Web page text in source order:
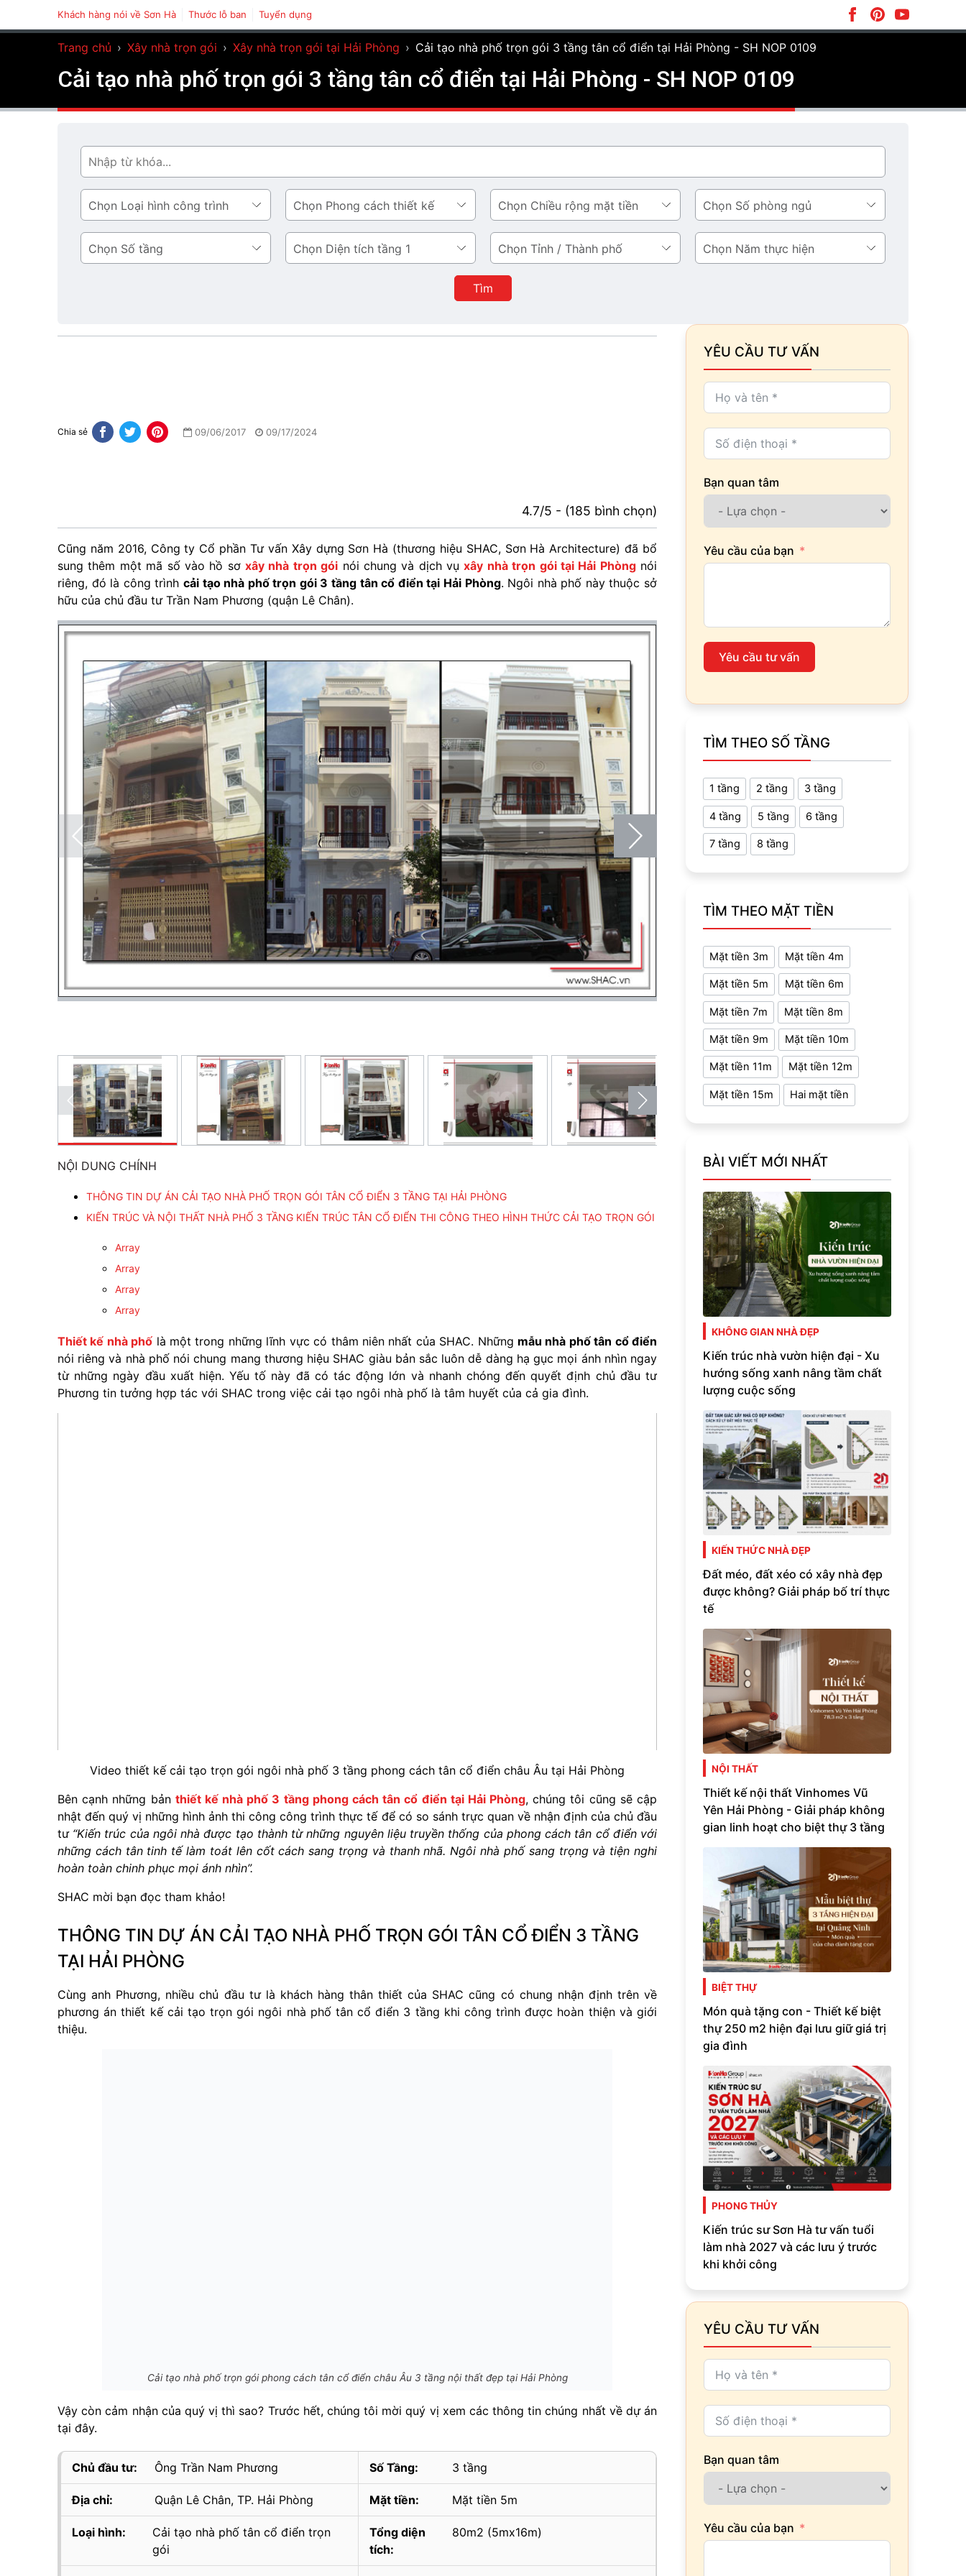
Khách hàng nói về Sơn Hà Thước lỗ ban Tuyển dụng
Trang chủ › Xây nhà trọn gói › Xây nhà trọn gói tại Hải Phòng › Cải tạo nhà phố trọn gói 3 tầng tân cổ điển tại Hải Phòng - SH NOP 0109
Cải tạo nhà phố trọn gói 3 tầng tân cổ điển tại Hải Phòng - SH NOP 0109
Tìm
Loại
hình
công
trình
Phong
cách
thiết
kế
Chiều
rộng
mặt
tiền
Số
phòng
ngủ
Số
tầng
Diện
tích
Tỉnh
/
Thành
phố
Năm
thực
Tìm
Chia sẻ 09/06/2017 09/17/2024
4.7/5 - (185 bình chọn)
Cũng năm 2016, Công ty Cổ phần Tư vấn Xây dựng Sơn Hà (thương hiệu SHAC, Sơn Hà Architecture) đã bổ
sung thêm một mã số vào hồ sơ xây nhà trọn gói nói chung và dịch vụxây nhà trọn gói tại Hải Phòngnói
riêng, đó là công trình cải tạo nhà phố trọn gói 3 tầng tân cổ điển tại Hải Phòng. Ngôi nhà phố này thuộc sở
hữu của chủ đầu tư Trần Nam Phương (quận Lê Chân).
NỘI DUNG CHÍNH
THÔNG TIN DỰ ÁN CẢI TẠO NHÀ PHỐ TRỌN GÓI TÂN CỔ ĐIỂN 3 TẦNG TẠI HẢI PHÒNG
KIẾN TRÚC VÀ NỘI THẤT NHÀ PHỐ 3 TẦNG KIẾN TRÚC TÂN CỔ ĐIỂN THI CÔNG THEO HÌNH THỨC CẢI TẠO TRỌN GÓI
Array
Array
Array
Array
Thiết kế nhà phốlà một trong những lĩnh vực có thâm niên nhất của SHAC. Những mẫu nhà phố tân cổ điển
nói riêng và nhà phố nói chung mang thương hiệu SHAC giàu bản sắc luôn dễ dàng hạ gục mọi ánh nhìn ngay
từ những ngày đầu xuất hiện. Yếu tố này đã có tác động lớn và nhanh chóng đến quyết định chủ đầu tư
Phương tin tưởng hợp tác với SHAC trong việc cải tạo ngôi nhà phố là tâm huyết của cả gia đình.
Video thiết kế cải tạo trọn gói ngôi nhà phố 3 tầng phong cách tân cổ điển châu Âu tại Hải Phòng
Bên cạnh những bản thiết kế nhà phố 3 tầng phong cách tân cổ điển tại Hải Phòng, chúng tôi cũng sẽ cập
nhật đến quý vị những hình ảnh thi công công trình thực tế để có so sánh trực quan về nhận định của chủ đầu
tư “Kiến trúc của ngôi nhà được tạo thành từ những nguyên liệu truyền thống của phong cách tân cổ điển với
những cách tân tinh tế làm toát lên cốt cách sang trọng và thanh nhã. Ngôi nhà phố sang trọng và tiện nghi
hoàn toàn chinh phục mọi ánh nhìn”.
SHAC mời bạn đọc tham khảo!
THÔNG TIN DỰ ÁN CẢI TẠO NHÀ PHỐ TRỌN GÓI TÂN CỔ ĐIỂN 3 TẦNG
TẠI HẢI PHÒNG
Cùng anh Phương, nhiều chủ đầu tư là khách hàng thân thiết của SHAC cũng có chung nhận định trên về
phương án thiết kế cải tạo trọn gói ngôi nhà phố tân cổ điển 3 tầng khi công trình được hoàn thiện và giới
thiệu.
Cải tạo nhà phố trọn gói phong cách tân cổ điển châu Âu 3 tầng nội thất đẹp tại Hải Phòng
Vậy còn cảm nhận của quý vị thì sao? Trước hết, chúng tôi mời quý vị xem các thông tin chúng nhất về dự án
tại đây.
Chủ đầu tư: Ông Trần Nam Phương
Địa chỉ: Quận Lê Chân, TP. Hải Phòng
Loại hình:
Cải tạo nhà phố tân cổ điển trọn
gói
Số Tầng: 3 tầng
Mặt tiền: Mặt tiền 5m
Tổng diện
tích:
80m2 (5mx16m)
YÊU CẦU TƯ VẤN
Bạn quan tâm
Yêu cầu của bạn
Yêu cầu tư vấn
TÌM THEO SỐ TẦNG
1 tầng 2 tầng 3 tầng
4 tầng 5 tầng 6 tầng
7 tầng 8 tầng
TÌM THEO MẶT TIỀN
Mặt tiền 3m Mặt tiền 4m
Mặt tiền 5m Mặt tiền 6m
Mặt tiền 7m Mặt tiền 8m
Mặt tiền 9m Mặt tiền 10m
Mặt tiền 11m Mặt tiền 12m
Mặt tiền 15m Hai mặt tiền
BÀI VIẾT MỚI NHẤT
KHÔNG GIAN NHÀ ĐẸP
Kiến trúc nhà vườn hiện đại - Xu
hướng sống xanh nâng tầm chất
lượng cuộc sống
KIẾN THỨC NHÀ ĐẸP
Đất méo, đất xéo có xây nhà đẹp
được không? Giải pháp bố trí thực
tế
NỘI THẤT
Thiết kế nội thất Vinhomes Vũ
Yên Hải Phòng - Giải pháp không
gian linh hoạt cho biệt thự 3 tầng
BIỆT THỰ
Món quà tặng con - Thiết kế biệt
thự 250 m2 hiện đại lưu giữ giá trị
gia đình
PHONG THỦY
Kiến trúc sư Sơn Hà tư vấn tuổi
làm nhà 2027 và các lưu ý trước
khi khởi công
YÊU CẦU TƯ VẤN
Bạn quan tâm
Yêu cầu của bạn